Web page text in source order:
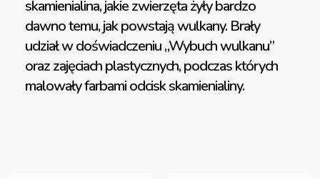
skamienialina, jakie zwierzęta żyły bardzo
dawno temu, jak powstają wulkany. Brały
udział w doświadczeniu „Wybuch wulkanu”
oraz zajęciach plastycznych, podczas których
malowały farbami odcisk skamienialiny.